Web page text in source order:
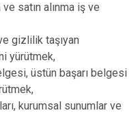
satın alınma iş ve
gizlilik taşıyan
yürütmek,
üstün başarı belgesi
kurumsal sunumlar ve